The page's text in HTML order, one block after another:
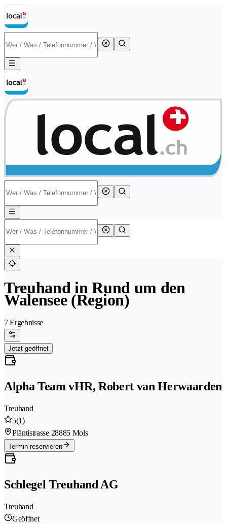
Treuhand in Rund um den
Walensee (Region)
7 Ergebnisse
Jetzt geöffnet
Alpha Team vHR, Robert van Herwaarden
Treuhand
5(1)
Pläntistrasse 28885 Mols
Termin reservieren
Schlegel Treuhand AG
Treuhand
Geöffnet